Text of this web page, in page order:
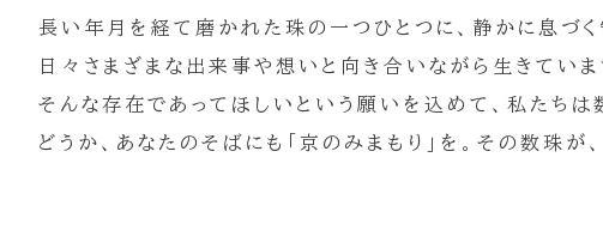
長い年月を経て磨かれた珠の一つひとつに、静かに息づく
日々さまざまな出来事や想いと向き合いながら生きていま
そんな存在であってほしいという願いを込めて、私たちは
どうか、あなたのそばにも「京のみまもり」を。その数珠が